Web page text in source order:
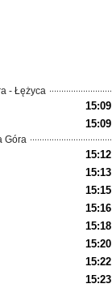
- Łężyca
15:09
15:09
Góra
15:12
15:13
15:15
15:16
15:18
15:20
15:22
15:23